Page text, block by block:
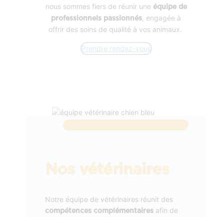
nous sommes fiers de réunir une équipe de
professionnels passionnés
, engagée à
offrir des soins de qualité à vos animaux.
Prendre rendez-vous
Nos vétérinaires
Notre équipe de vétérinaires réunit des
compétences complémentaires afin de